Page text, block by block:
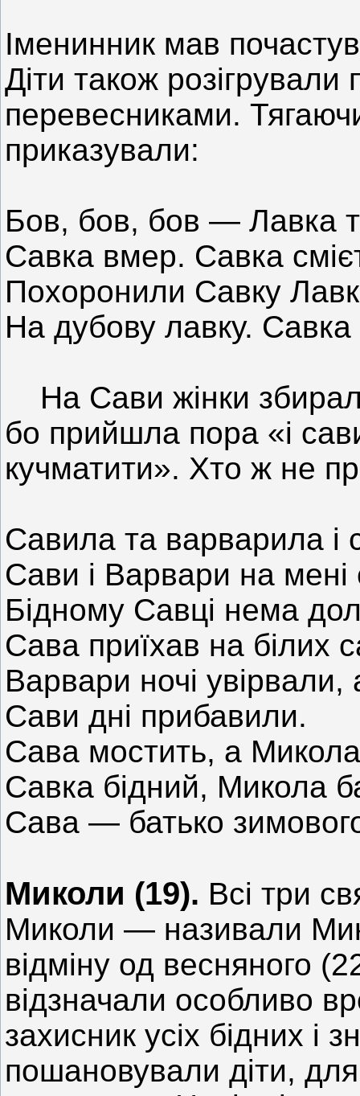
Іменинник мав
Діти також розігрували
перевесниками.
приказували:
Бов, бов, бов — Лавка
Савка вмер. Савка
Похоронили Савку
На дубову лавку. Савка
На Сави жінки
бо прийшла пора «і
кучматити». Хто ж не
Савила та варварила і
Сави і Варвари на мені
Бідному Савці нема
Сава приїхав на білих
Варвари ночі
Сави дні прибавили.
Сава мостить, а Микола
Савка бідний, Микола
Сава — батько
Миколи (19). Всі три
Миколи — називали
відміну од весняного
відзначали особливо
захисник усіх бідних і
пошановували діти,